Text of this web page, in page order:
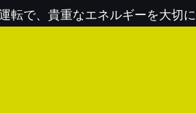
転で、貴重なエネルギーを大切に